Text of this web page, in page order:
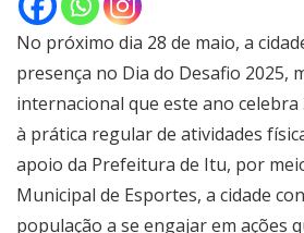
No próximo dia 28 de maio, a
presença no Dia do Desafio 2025,
internacional que este ano
à prática regular de atividades
apoio da Prefeitura de Itu, por
Municipal de Esportes, a cidade
população a se engajar em ações